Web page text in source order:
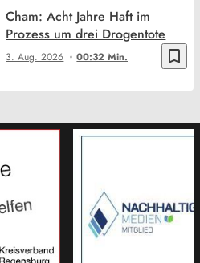
bookmark_border
3. Aug. 2026 00:32 Min.
Cham: Acht Jahre Haft im
Prozess um drei Drogentote